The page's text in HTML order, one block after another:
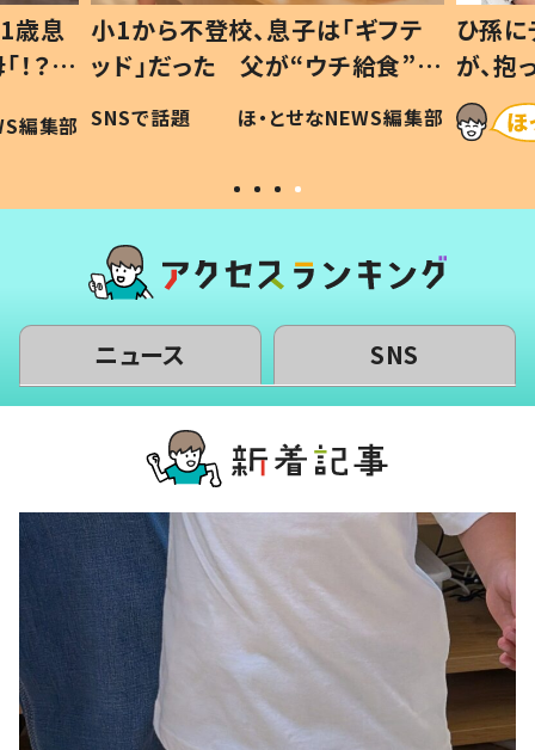
歳息
？」
編集部
小1から不登校、息子は「ギフテ
ッド」だった 父が“ウチ給食”を
作り続ける理由とは #令和の親
#令和の子
SNSで話題 ほ・とせなNEWS編集部
ひ孫
が、
「涙が
い」
ニュース SNS